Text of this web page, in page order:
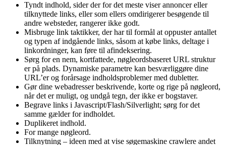
Tyndt indhold, sider der for det meste viser annoncer eller
tilknyttede links, eller som ellers omdirigerer besøgende til
andre websteder, rangerer ikke godt.
Misbruge link taktikker, der har til formål at oppuster antallet
og typen af indgående links, såsom at købe links, deltage i
linkordninger, kan føre til afindeksering.
Sørg for en nem, kortfattede, nøgleordsbaseret URL struktur
er på plads. Dynamiske parametre kan besværliggøre dine
URL’er og forårsage indholdsproblemer med dubletter.
Gør dine webadresser beskrivende, korte og rige på nøgleord,
når det er muligt, og undgå tegn, der ikke er bogstaver.
Begrave links i Javascript/Flash/Silverlight; sørg for det
samme gælder for indholdet.
Duplikeret indhold.
For mange nøgleord.
Tilknytning – ideen med at vise søgemaskine crawlere andet